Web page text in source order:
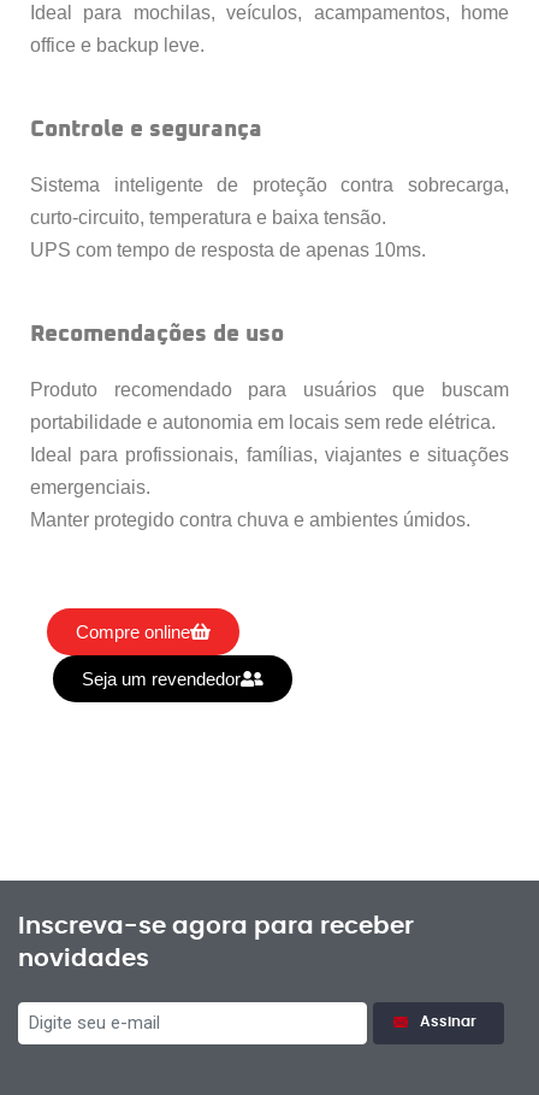
Ideal para mochilas, veículos, acampamentos, home
office e backup leve.
Controle e segurança
Sistema inteligente de proteção contra sobrecarga,
curto-circuito, temperatura e baixa tensão.
UPS com tempo de resposta de apenas 10ms.
Recomendações de uso
Produto recomendado para usuários que buscam
portabilidade e autonomia em locais sem rede elétrica.
Ideal para profissionais, famílias, viajantes e situações
emergenciais.
Manter protegido contra chuva e ambientes úmidos.
Compre online
Seja um revendedor
Inscreva-se agora para receber
novidades
Assinar